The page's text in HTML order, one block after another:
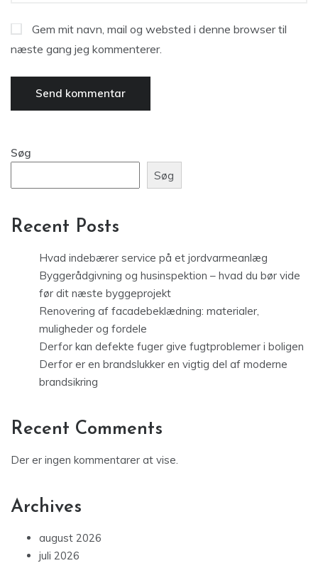
Gem mit navn, mail og websted i denne browser til
næste gang jeg kommenterer.
Søg
Søg
Recent Posts
Hvad indebærer service på et jordvarmeanlæg
Byggerådgivning og husinspektion – hvad du bør vide
før dit næste byggeprojekt
Renovering af facadebeklædning: materialer,
muligheder og fordele
Derfor kan defekte fuger give fugtproblemer i boligen
Derfor er en brandslukker en vigtig del af moderne
brandsikring
Recent Comments
Der er ingen kommentarer at vise.
Archives
august 2026
juli 2026